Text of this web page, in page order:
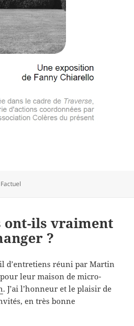
Catégories
Factuel
ont-ils vraiment
?
d’entretiens réuni par Martin
leur maison de micro-
. J’ai l’honneur et le plaisir de
en très bonne